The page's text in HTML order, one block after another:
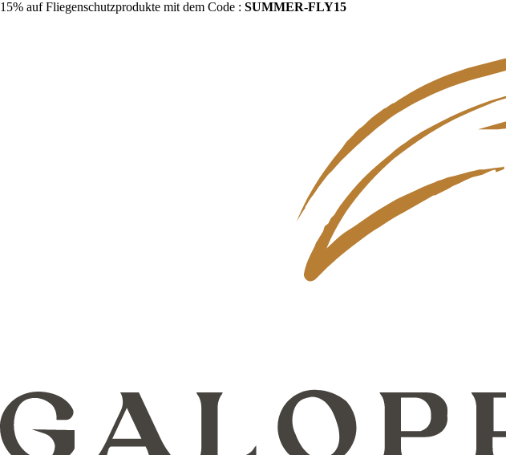
15% auf Fliegenschutzprodukte mit dem Code : SUMMER-FLY15